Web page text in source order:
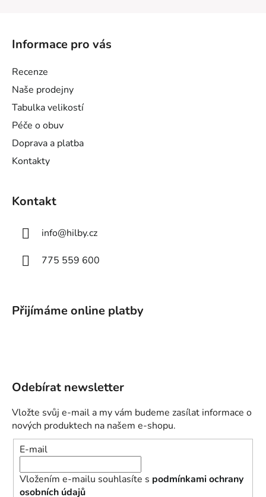
Informace pro vás
Recenze
Naše prodejny
Tabulka velikostí
Péče o obuv
Doprava a platba
Kontakty
Kontakt
info@hilby.cz
775 559 600
Přijímáme online platby
Odebírat newsletter
Vložte svůj e-mail a my vám budeme zasílat informace o
nových produktech na našem e-shopu.
E-mail
Vložením e-mailu souhlasíte s podmínkami ochrany
osobních údajů